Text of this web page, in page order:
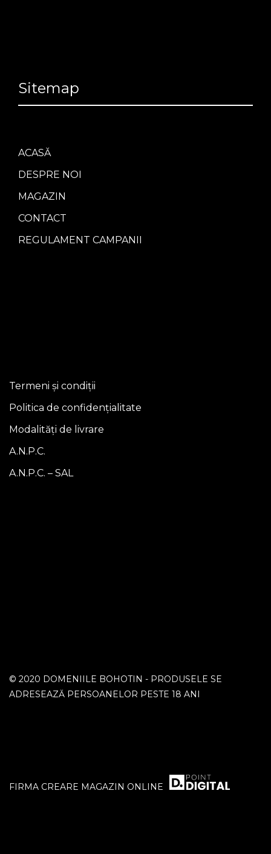
Sitemap
ACASĂ
DESPRE NOI
MAGAZIN
CONTACT
REGULAMENT CAMPANII
Termeni și condiții
Politica de confidențialitate
Modalități de livrare
A.N.P.C.
A.N.P.C. – SAL
© 2020 DOMENIILE BOHOTIN - PRODUSELE SE
ADRESEAZĂ PERSOANELOR PESTE 18 ANI
FIRMA CREARE MAGAZIN ONLINE